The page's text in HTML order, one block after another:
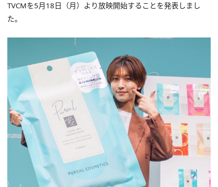
TVCMを5月18日（月）より放映開始することを発表しまし
た。